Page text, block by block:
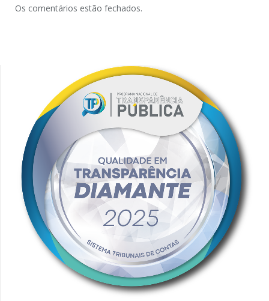
Os comentários estão fechados.